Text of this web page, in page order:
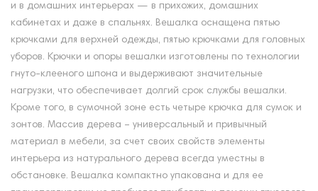
и в домашних интерьерах — в прихожих, домашних
кабинетах и даже в спальнях. Вешалка оснащена пятью
крючками для верхней одежды, пятью крючками для головных
уборов. Крючки и опоры вешалки изготовлены по технологии
гнуто-клееного шпона и выдерживают значительные
нагрузки, что обеспечивает долгий срок службы вешалки.
Кроме того, в сумочной зоне есть четыре крючка для сумок и
зонтов. Массив дерева – универсальный и привычный
материал в мебели, за счет своих свойств элементы
интерьера из натурального дерева всегда уместны в
обстановке. Вешалка компактно упакована и для ее